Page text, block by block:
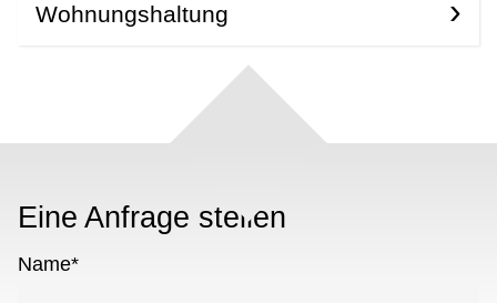
Wohnungshaltung
Eine Anfrage stellen
Name*